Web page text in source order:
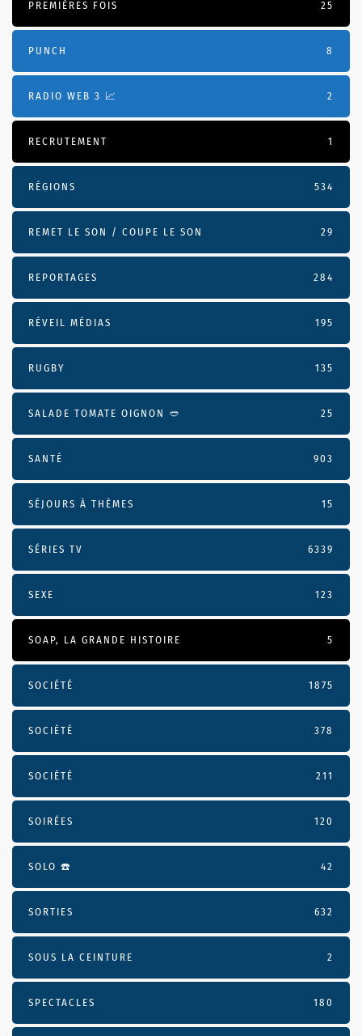
PREMIÈRES FOIS 25
PUNCH 8
RADIO WEB 3 📈 2
RECRUTEMENT 1
RÉGIONS 534
REMET LE SON / COUPE LE SON 29
REPORTAGES 284
RÉVEIL MÉDIAS 195
RUGBY 135
SALADE TOMATE OIGNON 🥙 25
SANTÉ 903
SÉJOURS À THÈMES 15
SÉRIES TV 6339
SEXE 123
SOAP, LA GRANDE HISTOIRE 5
SOCIÉTÉ 1875
SOCIÉTÉ 378
SOCIÉTÉ 211
SOIRÉES 120
SOLO ☎️ 42
SORTIES 632
SOUS LA CEINTURE 2
SPECTACLES 180